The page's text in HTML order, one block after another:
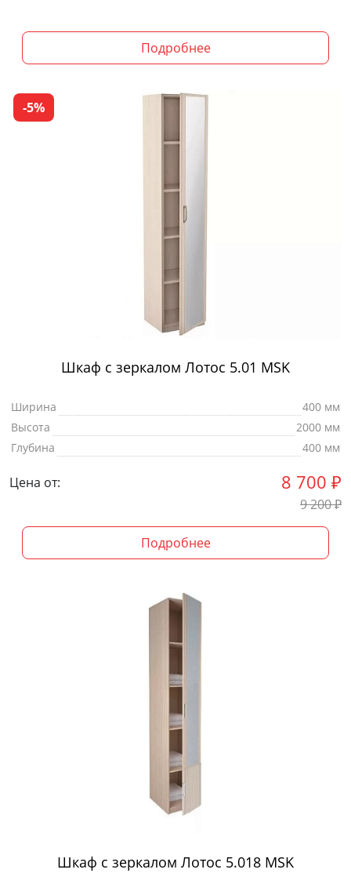
Подробнее
-5%
Шкаф с зеркалом Лотос 5.01 MSK
Ширина
400 мм
Высота
2000 мм
Глубина
400 мм
Цена от: 8 700 ₽
9 200₽
Подробнее
Шкаф с зеркалом Лотос 5.018 MSK